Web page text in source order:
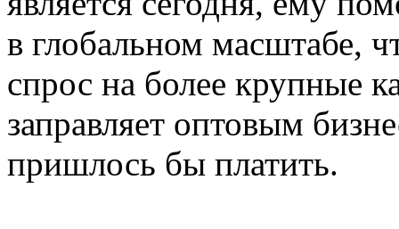
в глобальном масштабе,
спрос на более крупные
заправляет оптовым
пришлось бы платить.